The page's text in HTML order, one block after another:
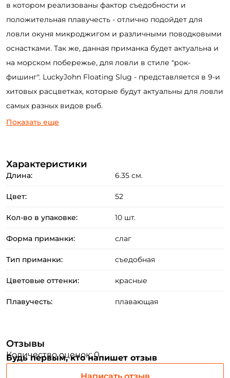
в котором реализованы фактор съедобности и
положительная плавучесть - отлично подойдет для
ловли окуня микроджигом и различными поводковыми
оснастками. Так же, данная приманка будет актуальна и
на морском побережье, для ловли в стиле "рок-
фишинг". LuckyJohn Floating Slug - представляется в 9-и
хитовых расцветках, которые будут актуальны для ловли
самых разных видов рыб.
Показать еще
Характеристики
Длина: 6.35 см.
Цвет: 52
Кол-во в упаковке: 10 шт.
Форма приманки: слаг
Тип приманки: съедобная
Цветовые оттенки: красные
Плавучесть: плавающая
Отзывы
Количество оценок: 0
Будь первым, кто напишет отзыв
Создать аккаунт